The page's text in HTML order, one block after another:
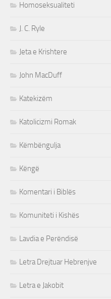
Homoseksualiteti
J. C. Ryle
Jeta e Krishtere
John MacDuff
Katekizëm
Katolicizmi Romak
Këmbëngulja
Këngë
Komentari i Biblës
Komuniteti i Kishës
Lavdia e Perëndisë
Letra Drejtuar Hebrenjve
Letra e Jakobit